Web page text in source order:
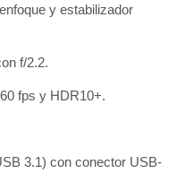
y estabilizador
f/2.2.
fps y HDR10+.
3.1) con conector USB-